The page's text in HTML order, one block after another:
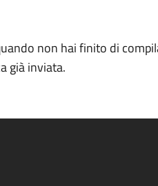
non hai finito di
già inviata.